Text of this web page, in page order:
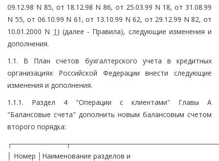
09.12.98 N 85, от 18.12.98 N 86, от 25.03.99 N 18, от 31.08.99
N 55, от 06.10.99 N 61, от 13.10.99 N 62, от 29.12.99 N 82, от
10.01.2000 N 1 ) (далее - Правила), следующие изменения и
дополнения.
1.1. В План счетов бухгалтерского учета в кредитных
организациях Российской Федерации внести следующие
изменения и дополнения.
1.1.1. Раздел 4 "Операции с клиентами" Главы А
"Балансовые счета" дополнить новым балансовым счетом
второго порядка:
│ Номер │Наименование разделов и